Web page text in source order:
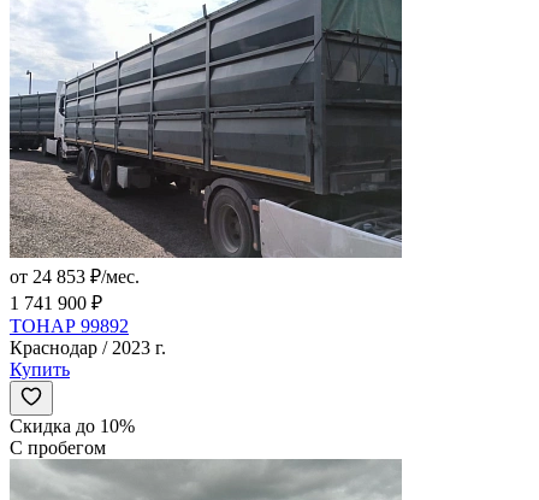
от 24 853 ₽/мес.
1 741 900 ₽
ТОНАР 99892
Краснодар / 2023 г.
Купить
Скидка до 10%
С пробегом